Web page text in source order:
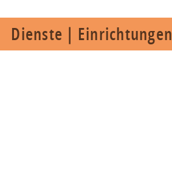
Dienste | Einrichtungen